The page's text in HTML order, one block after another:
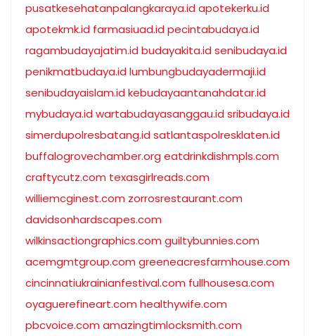
pusatkesehatanpalangkaraya.id apotekerku.id
apotekmk.id farmasiuad.id pecintabudaya.id
ragambudayajatim.id budayakita.id senibudaya.id
penikmatbudaya.id lumbungbudayadermaji.id
senibudayaislam.id kebudayaantanahdatar.id
mybudaya.id wartabudayasanggau.id sribudaya.id
simerdupolresbatang.id satlantaspolresklaten.id
buffalogrovechamber.org eatdrinkdishmpls.com
craftycutz.com texasgirlreads.com
williemcginest.com zorrosrestaurant.com
davidsonhardscapes.com
wilkinsactiongraphics.com guiltybunnies.com
acemgmtgroup.com greeneacresfarmhouse.com
cincinnatiukrainianfestival.com fullhousesa.com
oyaguerefineart.com healthywife.com
pbcvoice.com amazingtimlocksmith.com